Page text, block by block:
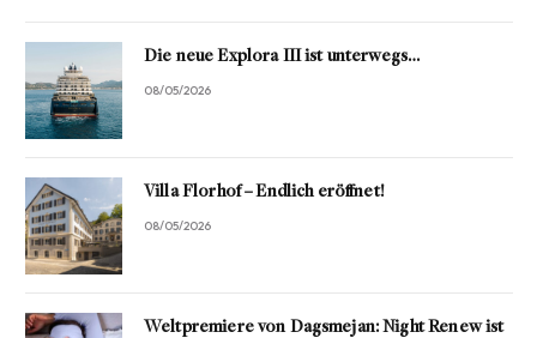
Die neue Explora III ist unterwegs…
08/05/2026
Villa Florhof – Endlich eröffnet!
08/05/2026
Weltpremiere von Dagsmejan: Night Renew ist